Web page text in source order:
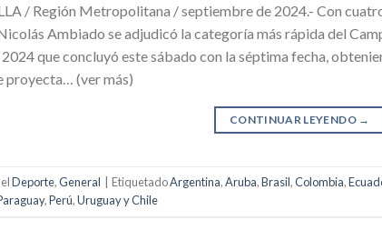
/ Región Metropolitana / septiembre de 2024.- Con
Ambiado se adjudicó la categoría más rápida del
que concluyó este sábado con la séptima fecha,
proyecta… (ver más)
CONTINUAR LEYENDO →
Deporte,General EtiquetadoArgentina,Aruba,Brasil,Colombia,
,Perú,Uruguay y Chile